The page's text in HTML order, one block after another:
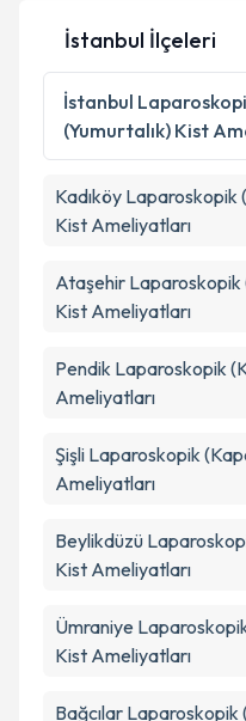
İstanbul İlçeleri
İstanbul
(Yumurtalık) Kist
Kadıköy Laparoskopik
Kist Ameliyatları
Ataşehir Laparoskopik
Kist Ameliyatları
Pendik Laparoskopik
Ameliyatları
Şişli Laparoskopik
Ameliyatları
Beylikdüzü
Kist Ameliyatları
Ümraniye
Kist Ameliyatları
Bağcılar Laparoskopik